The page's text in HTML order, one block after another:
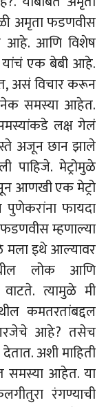
अमृता फडणवीस
आहे. आणि विशेष
एक बेबी आहे.
असं विचार करून
समस्या आहेत.
लक्ष गेलं
अजून छान झाले
पाहिजे. मेट्रोमुळे
आणखी एक मेट्रो
पुणेकरांना फायदा
म्हणाल्या
मला इथे आल्यावर
लोक आणि
त्यामुळे मी
कमतरतांबद्दल
आहे? तसेच
अशी माहिती
समस्या आहेत. या
रंगण्याची